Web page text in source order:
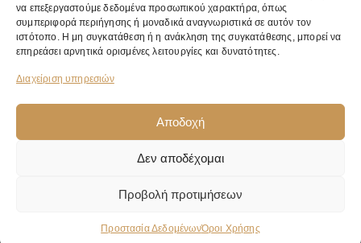
να επεξεργαστούμε δεδομένα προσωπικού χαρακτήρα, όπως
συμπεριφορά περιήγησης ή μοναδικά αναγνωριστικά σε αυτόν τον
ιστότοπο. Η μη συγκατάθεση ή η ανάκληση της συγκατάθεσης, μπορεί να
επηρεάσει αρνητικά ορισμένες λειτουργίες και δυνατότητες.
Διαχείριση υπηρεσιών
Αποδοχή
Δεν αποδέχομαι
Προβολή προτιμήσεων
Προστασία ΔεδομένωνΌροι Χρήσης
IL:
KOS.GR
ΚΕΝΤΡΙΚ
Ο
ΚΑΤΑΣΤΗ
ΝΙΚ.
ΓΚΥΖΗ 24,